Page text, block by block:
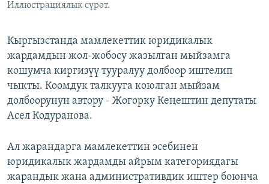
Иллюстрациялык сүрөт.
Кыргызстанда мамлекеттик юридикалык
жардамдын жол-жобосу жазылган мыйзамга
кошумча киргизүү тууралуу долбоор иштелип
чыкты. Коомдук талкууга коюлган мыйзам
долбоорунун автору - Жогорку Кеңештин депутаты
Асел Кодуранова.
Ал жарандарга мамлекеттин эсебинен
юридикалык жардамды айрым категориядагы
жарандык жана административдик иштер боюнча